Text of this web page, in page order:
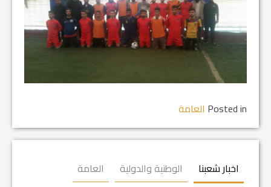
Posted in العامة
اخبار شعبنا الوطنية والدولية العامة